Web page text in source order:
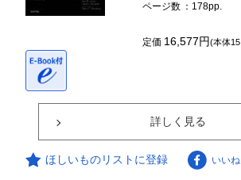
ページ数 ：178pp.
定価 16,577円(本体
詳しく見る
ほしいものリストに登録 いいね